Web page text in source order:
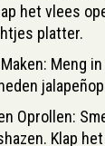
het vlees
platter.
Meng
Oprollen:
Klap